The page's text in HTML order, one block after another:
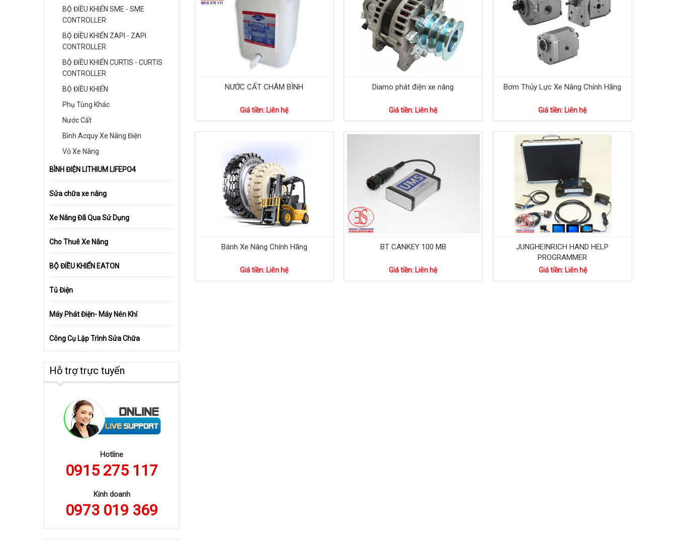
NƯỚC CẤT CHÂM BÌNH
Giá tiền: Liên hệ
Diamo phát điện xe nâng
Giá tiền: Liên hệ
Bơm Thủy Lực Xe Nâng Chính Hãng
Giá tiền: Liên hệ
Bánh Xe Nâng Chính Hãng
Giá tiền: Liên hệ
BT CANKEY 100 MB
Giá tiền: Liên hệ
JUNGHEINRICH HAND HELP
PROGRAMMER
Giá tiền: Liên hệ
BỘ ĐIỀU KHIỂN SME - SME
CONTROLLER
BỘ ĐIỀU KHIỂN ZAPI - ZAPI
CONTROLLER
BỘ ĐIỀU KHIỂN CURTIS - CURTIS
CONTROLLER
BỘ ĐIỀU KHIỂN
Phụ Tùng Khác
Nước Cất
Bình Acquy Xe Nâng Điện
Vỏ Xe Nâng
BÌNH ĐIỆN LITHIUM LIFEPO4
Sửa chữa xe nâng
Xe Nâng Đã Qua Sử Dụng
Cho Thuê Xe Nâng
BỘ ĐIỀU KHIỂN EATON
Tủ Điện
Máy Phát Điện- Máy Nén Khí
Công Cụ Lập Trình Sửa Chữa
Hỗ trợ trực tuyến
Hotline
0915 275 117
Kinh doanh
0973 019 369